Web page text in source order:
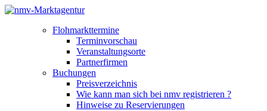
Flohmarkttermine
Terminvorschau
Veranstaltungsorte
Partnerfirmen
Buchungen
Preisverzeichnis
Wie kann man sich bei nmv registrieren ?
Hinweise zu Reservierungen